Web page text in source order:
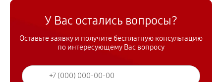
У Вас остались вопросы?
Оставьте заявку и получите бесплатную консультацию
по интересующему Вас вопросу